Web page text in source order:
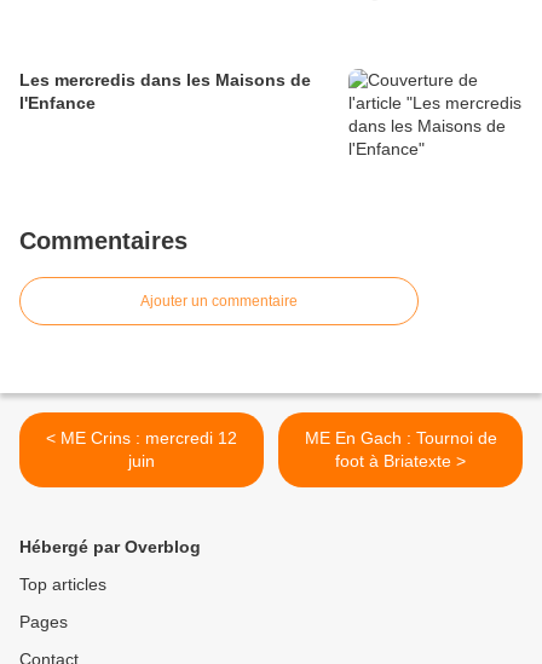
Les mercredis dans les Maisons de
l'Enfance
Commentaires
Ajouter un commentaire
< ME Crins : mercredi 12
juin
ME En Gach : Tournoi de
foot à Briatexte >
Hébergé par Overblog
Top articles
Pages
Contact